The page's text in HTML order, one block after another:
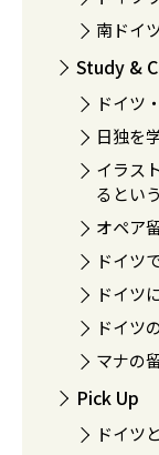
南ドイ
Study &
ドイツ
日独を
イラス
るとい
オペア
ドイツ
ドイツ
ドイツ
マナの
Pick Up
ドイツ